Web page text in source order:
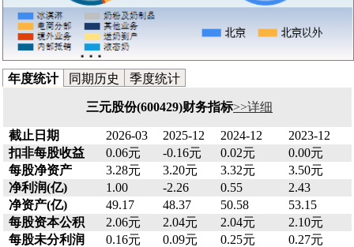
年度统计 同期历史 季度统计
三元股份(600429)财务指标>>详细
截止日期 2026-03 2025-12 2024-12
2023-12
扣非每股收益
0.06元 -0.16元 0.02元
0.00元
每股净资产
3.28元 3.20元 3.32元
3.50元
净利润(亿)
1.00 -2.26 0.55
2.43
净资产(亿)
49.17 48.37 50.58
53.15
每股资本公积
2.06元 2.04元 2.04元
2.10元
每股未分利润
0.16元 0.09元 0.25元
0.27元